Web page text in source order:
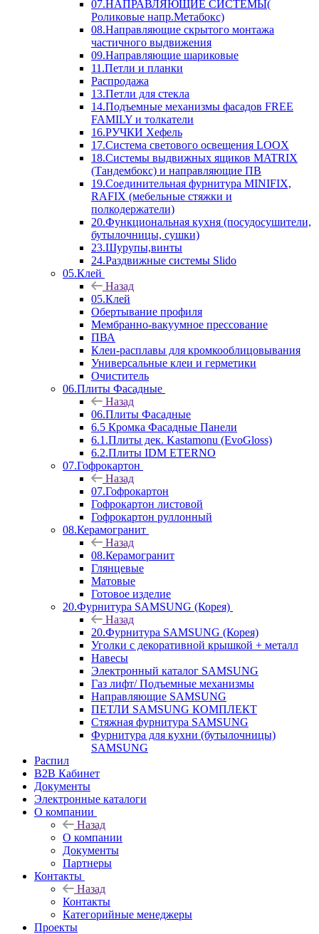
07.НАПРАВЛЯЮЩИЕ СИСТЕМЫ(
Роликовые напр.Метабокс)
08.Направляющие скрытого монтажа
частичного выдвижения
09.Направляющие шариковые
11.Петли и планки
Распродажа
13.Петли для стекла
14.Подъемные механизмы фасадов FREE
FAMILY и толкатели
16.РУЧКИ Хефель
17.Система светового освещения LOOX
18.Системы выдвижных ящиков MATRIX
(Тандембокс) и направляющие ПВ
19.Соединительная фурнитура MINIFIX,
RAFIX (мебельные стяжки и
полкодержатели)
20.Функциональная кухня (посудосушители,
бутылочницы, сушки)
23.Шурупы,винты
24.Раздвижные системы Slido
05.Клей
Назад
05.Клей
Обертывание профиля
Мембранно-вакуумное прессование
ПВА
Клеи-расплавы для кромкооблицовывания
Универсальные клеи и герметики
Очиститель
06.Плиты Фасадные
Назад
06.Плиты Фасадные
6.5 Кромка Фасадные Панели
6.1.Плиты дек. Kastamonu (EvoGloss)
6.2.Плиты IDM ETERNO
07.Гофрокартон
Назад
07.Гофрокартон
Гофрокартон листовой
Гофрокартон руллонный
08.Керамогранит
Назад
08.Керамогранит
Глянцевые
Матовые
Готовое изделие
20.Фурнитура SAMSUNG (Корея)
Назад
20.Фурнитура SAMSUNG (Корея)
Уголки с декоративной крышкой + металл
Навесы
Электронный каталог SAMSUNG
Газ лифт/ Подъемные механизмы
Направляющие SAMSUNG
ПЕТЛИ SAMSUNG КОМПЛЕКТ
Стяжная фурнитура SAMSUNG
Фурнитура для кухни (бутылочницы)
SAMSUNG
Распил
B2B Кабинет
Документы
Электронные каталоги
О компании
Назад
О компании
Документы
Партнеры
Контакты
Назад
Контакты
Категорийные менеджеры
Проекты